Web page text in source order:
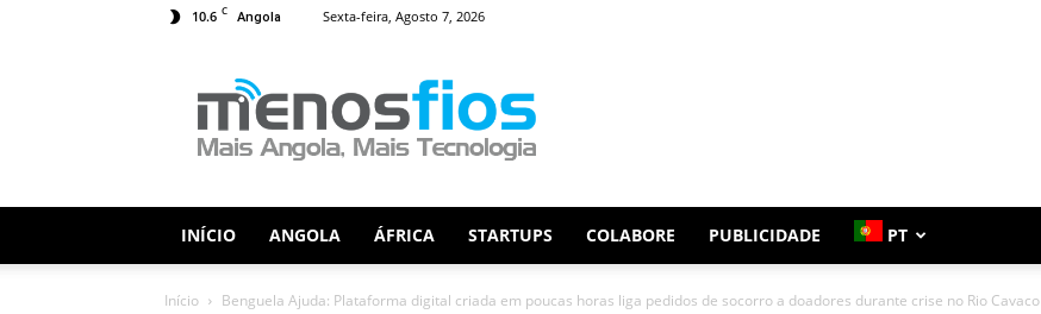
10.6 C Angola Sexta-feira, Agosto 7, 2026
Fios
INÍCIO ANGOLA ÁFRICA STARTUPS COLABORE PUBLICIDADE PT
Início Benguela Ajuda: Plataforma digital criada em poucas horas liga pedidos de socorro a doadores durante crise no Rio Cavaco